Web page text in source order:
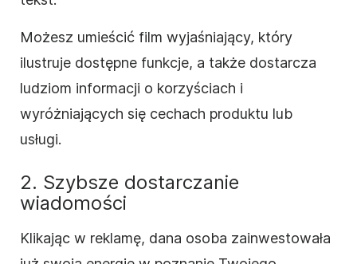
Możesz umieścić film wyjaśniający, który
ilustruje dostępne funkcje, a także dostarcza
ludziom informacji o korzyściach i
wyróżniających się cechach produktu lub
usługi.
2. Szybsze dostarczanie
wiadomości
Klikając w reklamę, dana osoba zainwestowała